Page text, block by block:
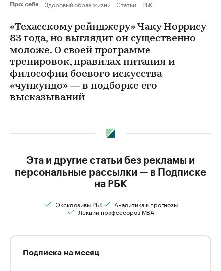
Про: себя Здоровый образ жизни Статьи РБК
«Техасскому рейнджеру» Чаку Норрису
83 года, но выглядит он существенно
моложе. О своей программе
тренировок, правилах питания и
философии боевого искусства
«чункундо» — в подборке его
высказываний
Эта и другие статьи без рекламы и
персональные рассылки — в Подписке
на РБК
Эксклюзивы РБК
Аналитика и прогнозы
Лекции профессоров MBA
Подписка на месяц